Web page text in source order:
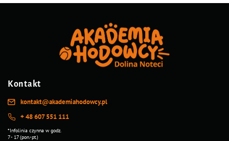
Kontakt
kontakt@akademiahodowcy.pl
+ 48 607 551 111
*Infolinia czynna w godz.
7 - 17 (pon.-pt.)